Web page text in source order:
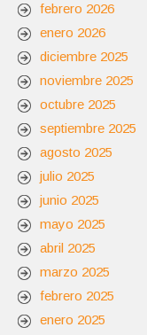
febrero 2026
enero 2026
diciembre 2025
noviembre 2025
octubre 2025
septiembre 2025
agosto 2025
julio 2025
junio 2025
mayo 2025
abril 2025
marzo 2025
febrero 2025
enero 2025